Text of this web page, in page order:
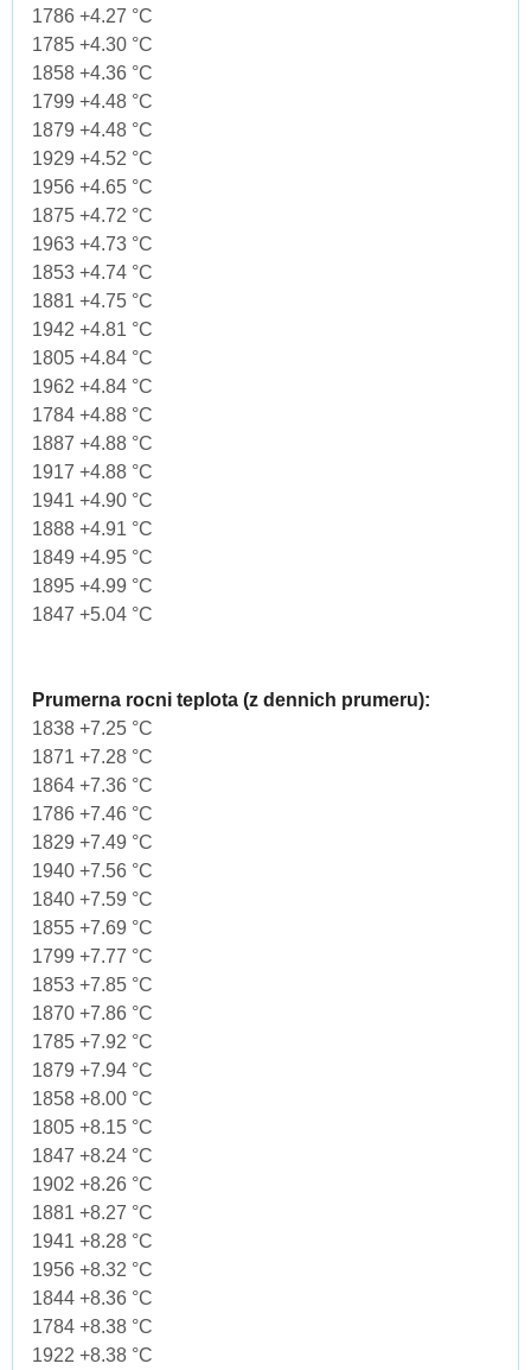
1786 +4.27 °C
1785 +4.30 °C
1858 +4.36 °C
1799 +4.48 °C
1879 +4.48 °C
1929 +4.52 °C
1956 +4.65 °C
1875 +4.72 °C
1963 +4.73 °C
1853 +4.74 °C
1881 +4.75 °C
1942 +4.81 °C
1805 +4.84 °C
1962 +4.84 °C
1784 +4.88 °C
1887 +4.88 °C
1917 +4.88 °C
1941 +4.90 °C
1888 +4.91 °C
1849 +4.95 °C
1895 +4.99 °C
1847 +5.04 °C
Prumerna rocni teplota (z dennich prumeru):
1838 +7.25 °C
1871 +7.28 °C
1864 +7.36 °C
1786 +7.46 °C
1829 +7.49 °C
1940 +7.56 °C
1840 +7.59 °C
1855 +7.69 °C
1799 +7.77 °C
1853 +7.85 °C
1870 +7.86 °C
1785 +7.92 °C
1879 +7.94 °C
1858 +8.00 °C
1805 +8.15 °C
1847 +8.24 °C
1902 +8.26 °C
1881 +8.27 °C
1941 +8.28 °C
1956 +8.32 °C
1844 +8.36 °C
1784 +8.38 °C
1922 +8.38 °C